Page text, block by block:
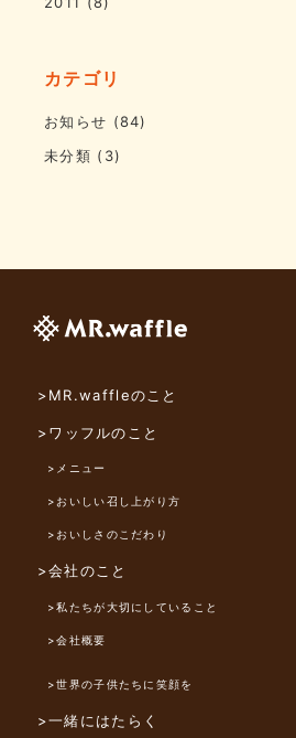
カテゴリ
お知らせ (84)
未分類 (3)
>MR.waffleのこと
>ワッフルのこと
>メニュー
>おいしい召し上がり方
>おいしさのこだわり
>会社のこと
>私たちが大切にしていること
>会社概要
>世界の子供たちに笑顔を
>一緒にはたらく